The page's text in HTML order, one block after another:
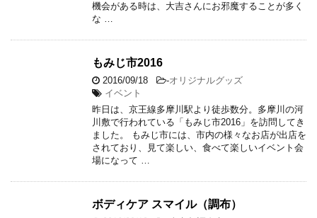
機会がある時は、大吉さんにお邪魔することが多く
な …
もみじ市2016
2016/09/18 -オリジナルグッズ
イベント
昨日は、京王線多摩川駅より徒歩数分。多摩川の河
川敷で行われている「もみじ市2016」を訪問してき
ました。 もみじ市には、市内の様々なお店が出店を
されており、見て楽しい、食べて楽しいイベント会
場になって …
ボディケア スマイル（調布）